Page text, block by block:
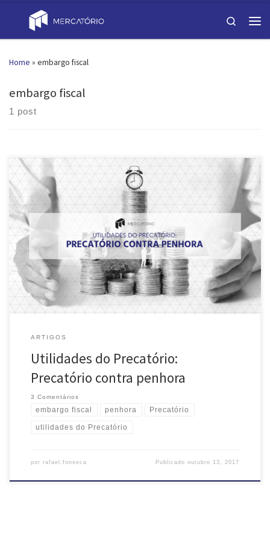
Skip to content
Search
Home » embargo fiscal
embargo fiscal
1 post
Após ver aqui que o Precatório demora a ser pago e aqui que que é
um processo burocrático de venda, você provavelmente deve estar se
perguntando: “Mas porque alguém compraria um Precatório?”. Um
desses motivos é para utilização do Precatório contra penhora em
execução fiscal. Esta é uma série de 6 posts […]
ARTIGOS
Utilidades do Precatório:
Precatório contra penhora
3 Comentários
embargo fiscal penhora Precatório
utilidades do Precatório
por rafael.fonseca Publicadooutubro 13, 2017